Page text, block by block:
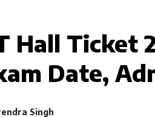
Hall Ticket
Date,
Singh